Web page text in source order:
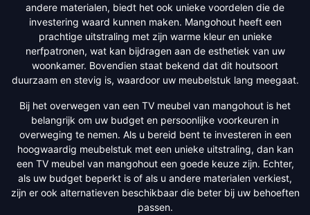
andere materialen, biedt het ook unieke voordelen die de
investering waard kunnen maken. Mangohout heeft een
prachtige uitstraling met zijn warme kleur en unieke
nerfpatronen, wat kan bijdragen aan de esthetiek van uw
woonkamer. Bovendien staat bekend dat dit houtsoort
duurzaam en stevig is, waardoor uw meubelstuk lang meegaat.
Bij het overwegen van een TV meubel van mangohout is het
belangrijk om uw budget en persoonlijke voorkeuren in
overweging te nemen. Als u bereid bent te investeren in een
hoogwaardig meubelstuk met een unieke uitstraling, dan kan
een TV meubel van mangohout een goede keuze zijn. Echter,
als uw budget beperkt is of als u andere materialen verkiest,
zijn er ook alternatieven beschikbaar die beter bij uw behoeften
passen.